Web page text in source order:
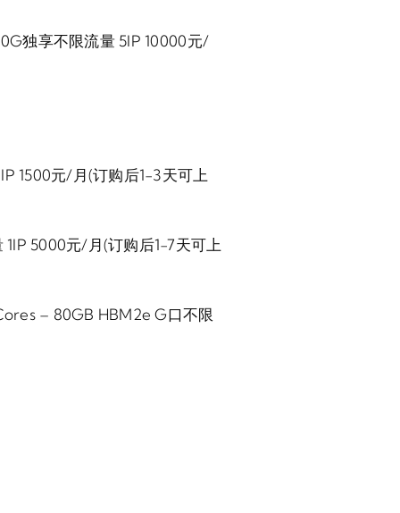
独享不限流量 5IP 10000元/
1500元/月(订购后1-3天可上
5000元/月(订购后1-7天可上
– 80GB HBM2e G口不限